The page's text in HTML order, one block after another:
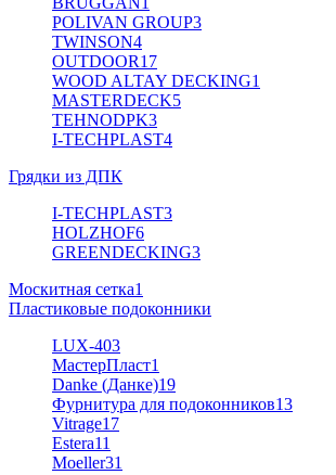
POLIVAN GROUP3
TWINSON4
OUTDOOR17
WOOD ALTAY DECKING1
MASTERDECK5
TEHNODPK3
I-TECHPLAST4
Грядки из ДПК
I-TECHPLAST3
HOLZHOF6
GREENDECKING3
Москитная сетка1
Пластиковые подоконники
LUX-403
МастерПласт1
Danke (Данке)19
Фурнитура для подоконников13
Vitrage17
Estera11
Moeller31